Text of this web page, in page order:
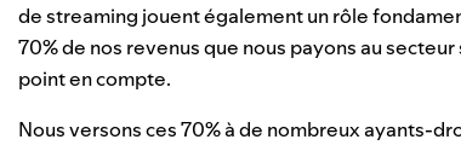
de streaming jouent également un rôle
70% de nos revenus que nous payons au
point en compte.
Nous versons ces 70% à de nombreux ayants-